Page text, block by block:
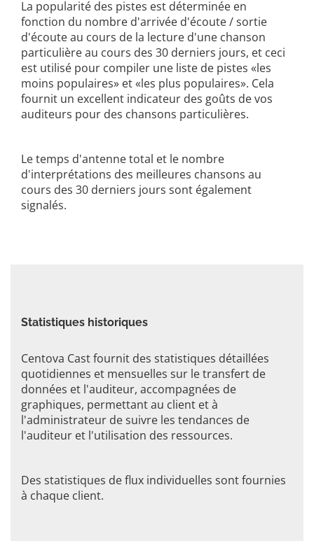
La popularité des pistes est déterminée en
fonction du nombre d'arrivée d'écoute / sortie
d'écoute au cours de la lecture d'une chanson
particulière au cours des 30 derniers jours, et ceci
est utilisé pour compiler une liste de pistes «les
moins populaires» et «les plus populaires». Cela
fournit un excellent indicateur des goûts de vos
auditeurs pour des chansons particulières.
Le temps d'antenne total et le nombre
d'interprétations des meilleures chansons au
cours des 30 derniers jours sont également
signalés.
Statistiques historiques
Centova Cast fournit des statistiques détaillées
quotidiennes et mensuelles sur le transfert de
données et l'auditeur, accompagnées de
graphiques, permettant au client et à
l'administrateur de suivre les tendances de
l'auditeur et l'utilisation des ressources.
Des statistiques de flux individuelles sont fournies
à chaque client.